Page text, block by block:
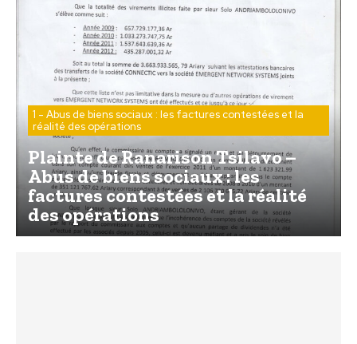
1 - Abus de biens sociaux : les factures contestées et la
réalité des opérations
Plainte de Ranarison Tsilavo –
Abus de biens sociaux : les
factures contestées et la réalité
des opérations